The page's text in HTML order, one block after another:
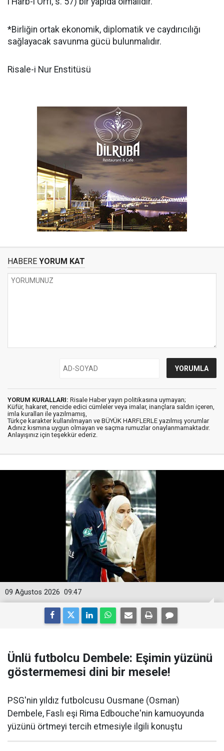
*Birliğin ortak ekonomik, diplomatik ve caydırıcılığı
sağlayacak savunma gücü bulunmalıdır.
Risale-i Nur Enstitüsü
HABERE YORUM KAT
YORUM KURALLARI: Risale Haber yayın politikasına uymayan;
Küfür, hakaret, rencide edici cümleler veya imalar, inançlara saldırı içeren,
imla kuralları ile yazılmamış,
Türkçe karakter kullanılmayan ve BÜYÜK HARFLERLE yazılmış yorumlar
Adınız kısmına uygun olmayan ve saçma rumuzlar onaylanmamaktadır.
Anlayışınız için teşekkür ederiz.
09:47
09 Ağustos 2026
Ünlü futbolcu Dembele: Eşimin yüzünü
göstermemesi dini bir mesele!
PSG'nin yıldız futbolcusu Ousmane (Osman)
Dembele, Faslı eşi Rima Edbouche'nin kamuoyunda
yüzünü örtmeyi tercih etmesiyle ilgili konuştu